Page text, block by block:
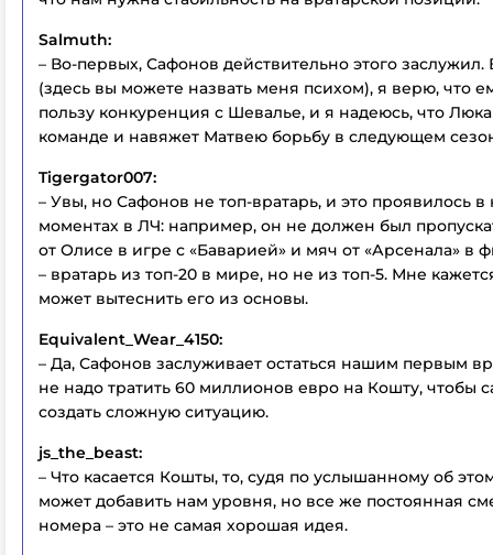
Salmuth:
– Во-первых, Сафонов действительно этого заслужил.
(здесь вы можете назвать меня психом), я верю, что
пользу конкуренция с Шевалье, и я надеюсь, что Люка
команде и навяжет Матвею борьбу в следующем
Tigergator007:
– Увы, но Сафонов не топ-вратарь, и это проявилось в
моментах в ЛЧ: например, он не должен был
от Олисе в игре с «Баварией» и мяч от «Арсенала» в
– вратарь из топ-20 в мире, но не из топ-5. Мне
может вытеснить его из основы.
Equivalent_Wear_4150:
– Да, Сафонов заслуживает остаться нашим первым
не надо тратить 60 миллионов евро на Кошту, чтобы
создать сложную ситуацию.
js_the_beast:
– Что касается Кошты, то, судя по услышанному об
может добавить нам уровня, но все же постоянная
номера – это не самая хорошая идея.